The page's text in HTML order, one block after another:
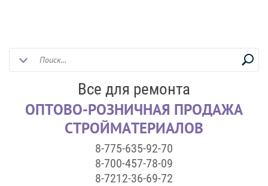
Все для ремонта
ОПТОВО-РОЗНИЧНАЯ ПРОДАЖА
СТРОЙМАТЕРИАЛОВ
8-775-635-92-70
8-700-457-78-09
8-7212-36-69-72